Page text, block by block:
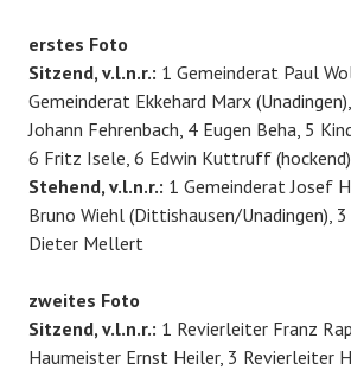
erstes Foto
Sitzend, v.l.n.r.: 1 Gemeinderat Paul
Gemeinderat Ekkehard Marx
Johann Fehrenbach, 4 Eugen Beha, 5
6 Fritz Isele, 6 Edwin Kuttruff (hockend)
Stehend, v.l.n.r.: 1 Gemeinderat Josef
Bruno Wiehl (Dittishausen/Unadingen),
Dieter Mellert
zweites Foto
Sitzend, v.l.n.r.: 1 Revierleiter Franz
Haumeister Ernst Heiler, 3 Revierleiter